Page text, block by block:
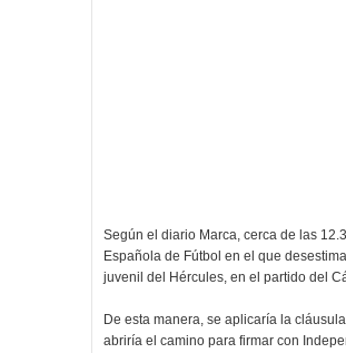
Según el diario Marca, cerca de las
Española de Fútbol en el que
juvenil del Hércules, en el partido del
De esta manera, se aplicaría la
abriría el camino para firmar con